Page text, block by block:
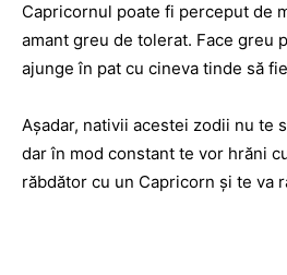
Capricornul poate fi perceput de
amant greu de tolerat. Face greu
ajunge în pat cu cineva tinde să
Aşadar, nativii acestei zodii nu te
dar în mod constant te vor hrăni
răbdător cu un Capricorn şi te va